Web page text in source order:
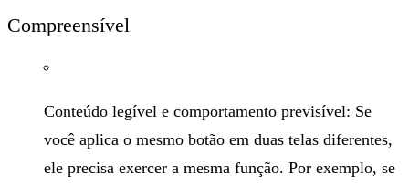
Compreensível
Conteúdo legível e comportamento previsível: Se
você aplica o mesmo botão em duas telas diferentes,
ele precisa exercer a mesma função. Por exemplo, se